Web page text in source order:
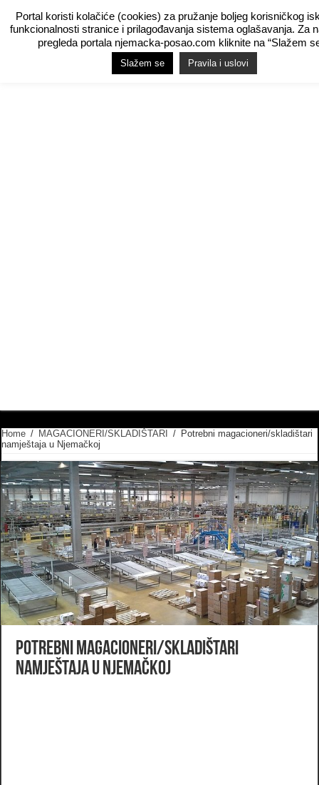
Home / MAGACIONERI/SKLADIŠTARI / Potrebni magacioneri/skladištari
namještaja u Njemačkoj
Potrebni magacioneri/skladištari
namještaja u Njemačkoj
Portal koristi kolačiće (cookies) za pružanje boljeg korisničkog
funkcionalnosti stranice i prilagođavanja sistema oglašavanja. Za
pregleda portala njemacka-posao.com kliknite na “Slažem
Slažem se Pravila i uslovi